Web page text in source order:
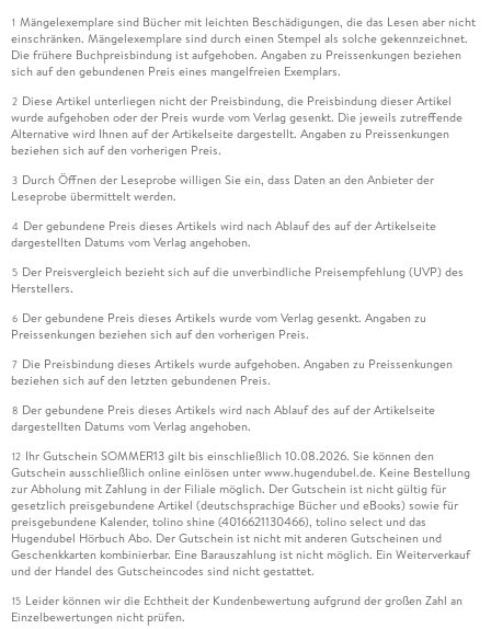
1 Mängelexemplare sind Bücher mit leichten Beschädigungen, die das Lesen aber nicht
einschränken. Mängelexemplare sind durch einen Stempel als solche gekennzeichnet.
Die frühere Buchpreisbindung ist aufgehoben. Angaben zu Preissenkungen beziehen
sich auf den gebundenen Preis eines mangelfreien Exemplars.
2 Diese Artikel unterliegen nicht der Preisbindung, die Preisbindung dieser Artikel
wurde aufgehoben oder der Preis wurde vom Verlag gesenkt. Die jeweils zutreffende
Alternative wird Ihnen auf der Artikelseite dargestellt. Angaben zu Preissenkungen
beziehen sich auf den vorherigen Preis.
3 Durch Öffnen der Leseprobe willigen Sie ein, dass Daten an den Anbieter der
Leseprobe übermittelt werden.
4 Der gebundene Preis dieses Artikels wird nach Ablauf des auf der Artikelseite
dargestellten Datums vom Verlag angehoben.
5 Der Preisvergleich bezieht sich auf die unverbindliche Preisempfehlung (UVP) des
Herstellers.
6 Der gebundene Preis dieses Artikels wurde vom Verlag gesenkt. Angaben zu
Preissenkungen beziehen sich auf den vorherigen Preis.
7 Die Preisbindung dieses Artikels wurde aufgehoben. Angaben zu Preissenkungen
beziehen sich auf den letzten gebundenen Preis.
8 Der gebundene Preis dieses Artikels wird nach Ablauf des auf der Artikelseite
dargestellten Datums vom Verlag angehoben.
12 Ihr Gutschein SOMMER13 gilt bis einschließlich 10.08.2026. Sie können den
Gutschein ausschließlich online einlösen unter www.hugendubel.de. Keine Bestellung
zur Abholung mit Zahlung in der Filiale möglich. Der Gutschein ist nicht gültig für
gesetzlich preisgebundene Artikel (deutschsprachige Bücher und eBooks) sowie für
preisgebundene Kalender, tolino shine (4016621130466), tolino select und das
Hugendubel Hörbuch Abo. Der Gutschein ist nicht mit anderen Gutscheinen und
Geschenkkarten kombinierbar. Eine Barauszahlung ist nicht möglich. Ein Weiterverkauf
und der Handel des Gutscheincodes sind nicht gestattet.
15 Leider können wir die Echtheit der Kundenbewertung aufgrund der großen Zahl an
Einzelbewertungen nicht prüfen.